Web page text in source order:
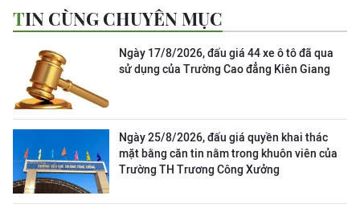
TIN CÙNG CHUYÊN MỤC
Ngày 17/8/2026, đấu giá 44 xe ô tô đã qua
sử dụng của Trường Cao đẳng Kiên Giang
Ngày 25/8/2026, đấu giá quyền khai thác
mặt bằng căn tin nằm trong khuôn viên của
Trường TH Trương Công Xưởng